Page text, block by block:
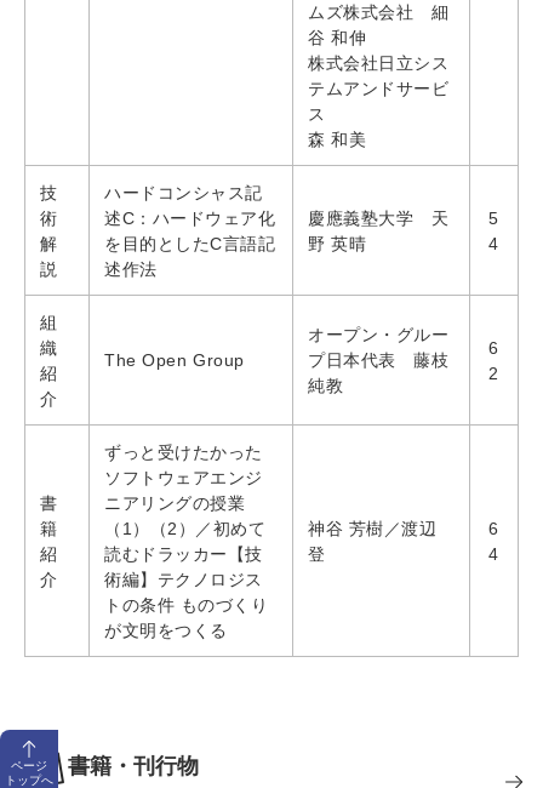
ムズ株式会社 細
谷 和伸
株式会社日立シス
テムアンドサービ
ス
森 和美
技
術
解
説
ハードコンシャス記
述C：ハードウェア化
を目的としたC言語記
述作法
慶應義塾大学 天
野 英晴
5
4
組
織
紹
介
The Open Group
オープン・グルー
プ日本代表 藤枝
純教
6
2
書
籍
紹
介
ずっと受けたかった
ソフトウェアエンジ
ニアリングの授業
（1）（2）／初めて
読むドラッカー【技
術編】テクノロジス
トの条件 ものづくり
が文明をつくる
神谷 芳樹／渡辺
登
6
4
ページ
トップへ
書籍・刊行物